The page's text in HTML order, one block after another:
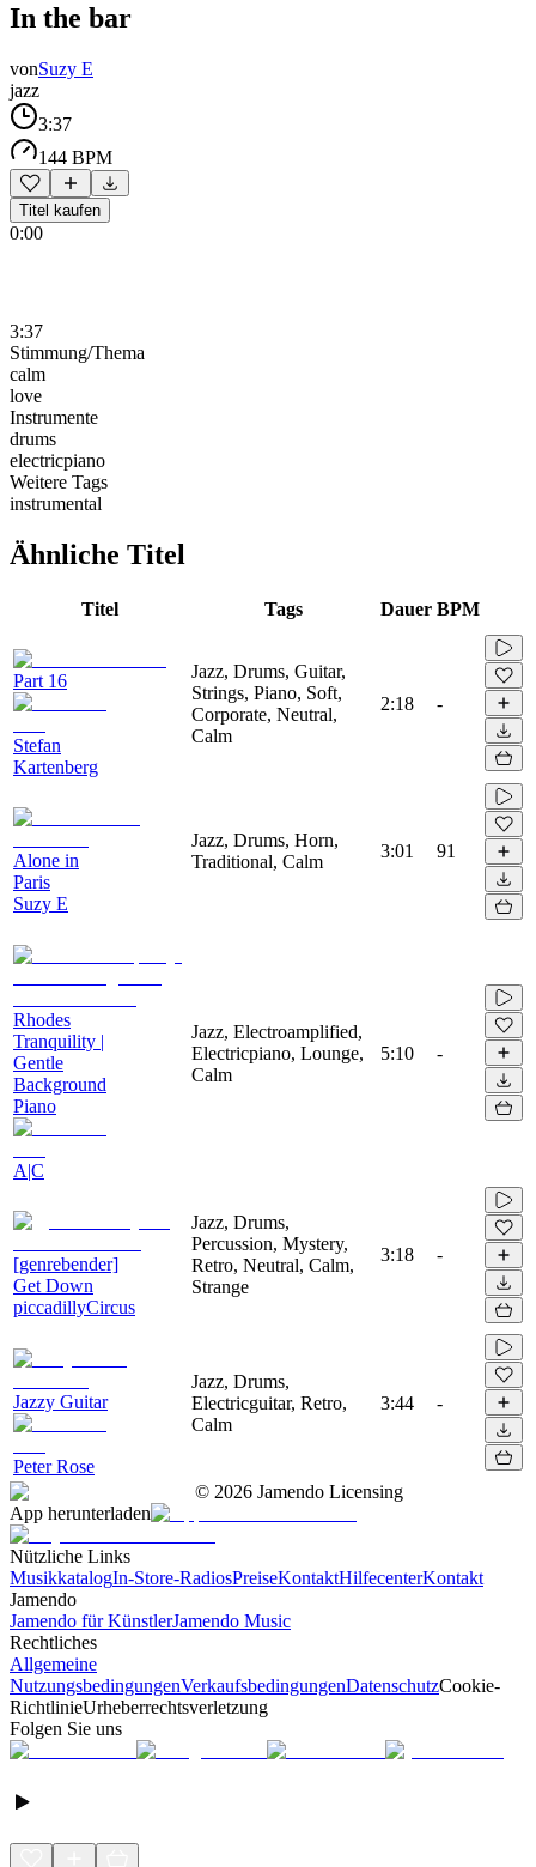
In the bar
vonSuzy E
jazz
3:37
144 BPM
Titel kaufen
0:00
3:37
Stimmung/Thema
calm
love
Instrumente
drums
electricpiano
Weitere Tags
instrumental
Ähnliche Titel
Titel Tags Dauer BPM
Part 16
Stefan
Kartenberg
Jazz, Drums, Guitar,
Strings, Piano, Soft,
Corporate, Neutral,
Calm
2:18 -
Alone in
Paris
Suzy E
Jazz, Drums, Horn,
Traditional, Calm
3:01 91
Rhodes
Tranquility |
Gentle
Background
Piano
A|C
Jazz, Electroamplified,
Electricpiano, Lounge,
Calm
5:10 -
[genrebender]
Get Down
piccadillyCircus
Jazz, Drums,
Percussion, Mystery,
Retro, Neutral, Calm,
Strange
3:18 -
Jazzy Guitar
Peter Rose
Jazz, Drums,
Electricguitar, Retro,
Calm
3:44 -
© 2026 Jamendo Licensing
App herunterladen
Nützliche Links
MusikkatalogIn-Store-RadiosPreiseKontaktHilfecenterKontakt
Jamendo
Jamendo für KünstlerJamendo Music
Rechtliches
Allgemeine
NutzungsbedingungenVerkaufsbedingungenDatenschutzCookie-
RichtlinieUrheberrechtsverletzung
Folgen Sie uns